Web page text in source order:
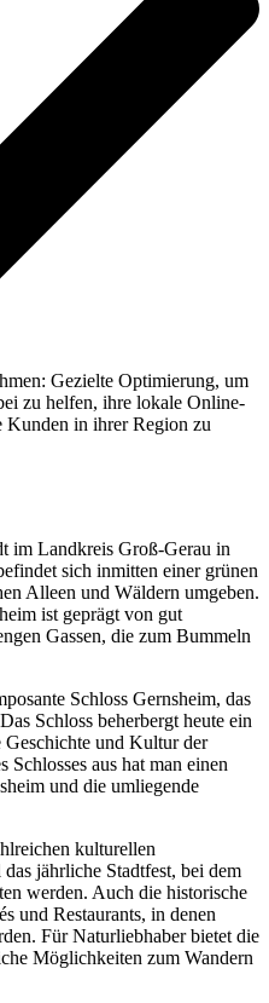
Gezielte Optimierung, um
zu helfen, ihre lokale Online-
Kunden in ihrer Region zu
im Landkreis Groß-Gerau in
sich inmitten einer grünen
Alleen und Wäldern umgeben.
ist geprägt von gut
Gassen, die zum Bummeln
Schloss Gernsheim, das
Schloss beherbergt heute ein
und Kultur der
aus hat man einen
und die umliegende
kulturellen
jährliche Stadtfest, bei dem
werden. Auch die historische
und Restaurants, in denen
Für Naturliebhaber bietet die
Möglichkeiten zum Wandern